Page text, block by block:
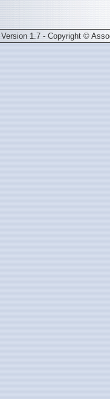
Version 1.7 - Copyright ©